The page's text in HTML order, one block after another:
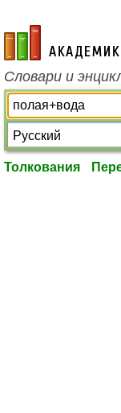
academic.ru
Словари и
Толкования